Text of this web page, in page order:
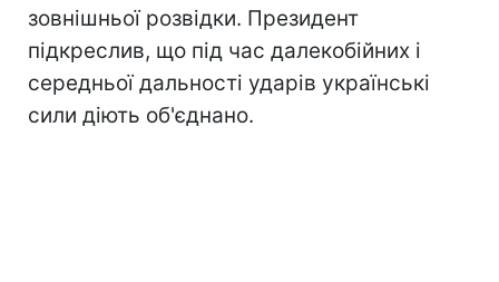
зовнішньої розвідки. Президент
підкреслив, що під час далекобійних і
середньої дальності ударів українські
сили діють об'єднано.